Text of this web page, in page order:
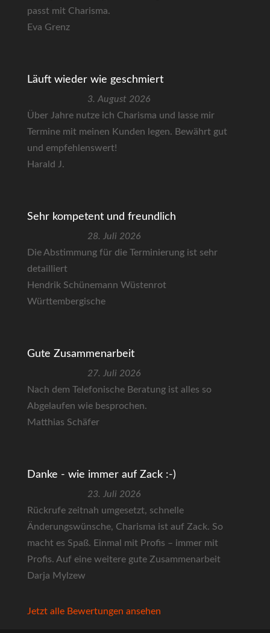
passt mit Charisma.
Eva Grenz
Läuft wieder wie geschmiert
3. August 2026
Über Jahre nutze ich Charisma und lasse mir
Termine mit meinen Kunden legen. Bewährt gut
und empfehlenswert!
Harald J.
Sehr kompetent und freundlich
28. Juli 2026
Die Abstimmung für die Terminierung ist sehr
detailliert
Hendrik Schünemann Wüstenrot
Württembergische
Gute Zusammenarbeit
27. Juli 2026
Nach dem Telefonische Beratung ist alles so
Abgelaufen wie besprochen.
Matthias Schäfer
Danke - wie immer auf Zack :-)
23. Juli 2026
Rückrufe zeitnah umgesetzt, schnelle
Änderungswünsche, Charisma ist auf Zack. So
macht es Spaß. Einmal mit Profis – immer mit
Profis. Auf eine weitere gute Zusammenarbeit
Darja Mylzew
Jetzt alle Bewertungen ansehen